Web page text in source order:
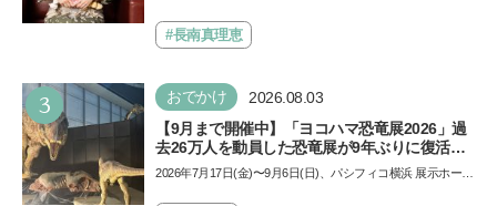
できると子どもに知ってほしい
ザ…#長南真理恵
3 おでかけ 2026.08.03
【9月まで開催中】「ヨコハマ恐竜展2026」過
去26万人を動員した恐竜展が9年ぶりに復活！
夏休みのおでかけで楽しむポイントを完全ガイ
2026年7月17日(金)〜9月6日(日)、パシフィコ横浜 展示ホール